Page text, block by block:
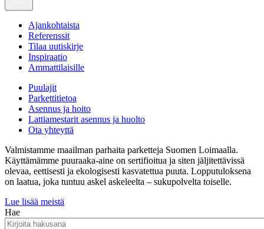
Ajankohtaista
Referenssit
Tilaa uutiskirje
Inspiraatio
Ammattilaisille
Puulajit
Parkettitietoa
Asennus ja hoito
Lattiamestarit asennus ja huolto
Ota yhteyttä
Valmistamme maailman parhaita parketteja Suomen Loimaalla.
Käyttämämme puuraaka-aine on sertifioitua ja siten jäljitettävissä
olevaa, eettisesti ja ekologisesti kasvatettua puuta. Lopputuloksena
on laatua, joka tuntuu askel askeleelta – sukupolvelta toiselle.
Lue lisää meistä
Hae